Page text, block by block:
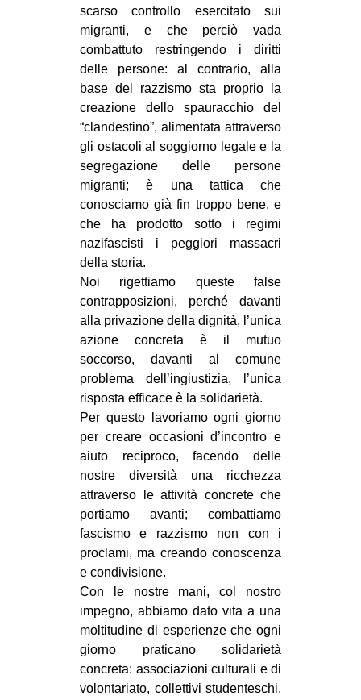
scarso controllo esercitato sui
migranti, e che perciò vada
combattuto restringendo i diritti
delle persone: al contrario, alla
base del razzismo sta proprio la
creazione dello spauracchio del
“clandestino”, alimentata attraverso
gli ostacoli al soggiorno legale e la
segregazione delle persone
migranti; è una tattica che
conosciamo già fin troppo bene, e
che ha prodotto sotto i regimi
nazifascisti i peggiori massacri
della storia.
Noi rigettiamo queste false
contrapposizioni, perché davanti
alla privazione della dignità, l’unica
azione concreta è il mutuo
soccorso, davanti al comune
problema dell’ingiustizia, l’unica
risposta efficace è la solidarietà.
Per questo lavoriamo ogni giorno
per creare occasioni d’incontro e
aiuto reciproco, facendo delle
nostre diversità una ricchezza
attraverso le attività concrete che
portiamo avanti; combattiamo
fascismo e razzismo non con i
proclami, ma creando conoscenza
e condivisione.
Con le nostre mani, col nostro
impegno, abbiamo dato vita a una
moltitudine di esperienze che ogni
giorno praticano solidarietà
concreta: associazioni culturali e di
volontariato, collettivi studenteschi,